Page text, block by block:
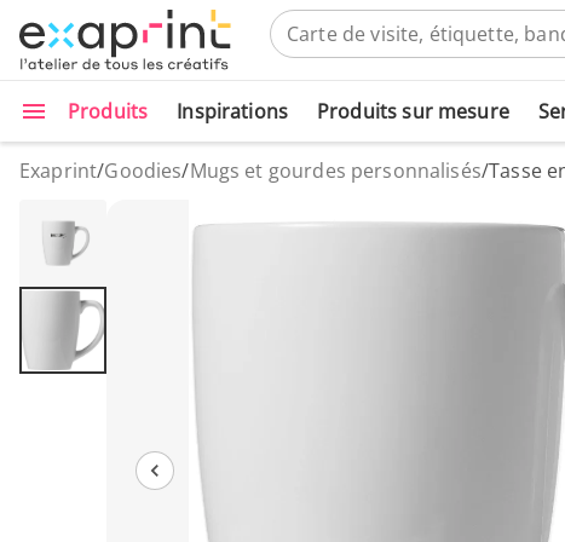
Produits Inspirations Produits sur mesure
Exaprint/Goodies/Mugs et gourdes personnalisés/Tasse